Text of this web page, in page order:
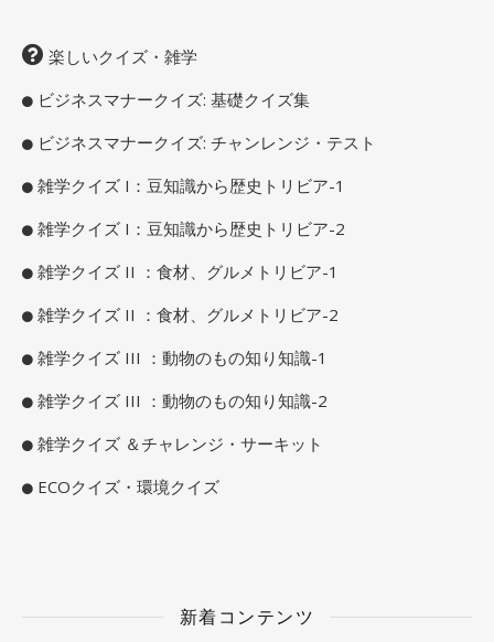
楽しいクイズ・雑学
ビジネスマナークイズ: 基礎クイズ集
ビジネスマナークイズ: チャンレンジ・テスト
雑学クイズ I：豆知識から歴史トリビア-1
雑学クイズ I：豆知識から歴史トリビア-2
雑学クイズ II ：食材、グルメトリビア-1
雑学クイズ II ：食材、グルメトリビア-2
雑学クイズ III ：動物のもの知り知識-1
雑学クイズ III ：動物のもの知り知識-2
雑学クイズ ＆チャレンジ・サーキット
ECOクイズ・環境クイズ
新着コンテンツ